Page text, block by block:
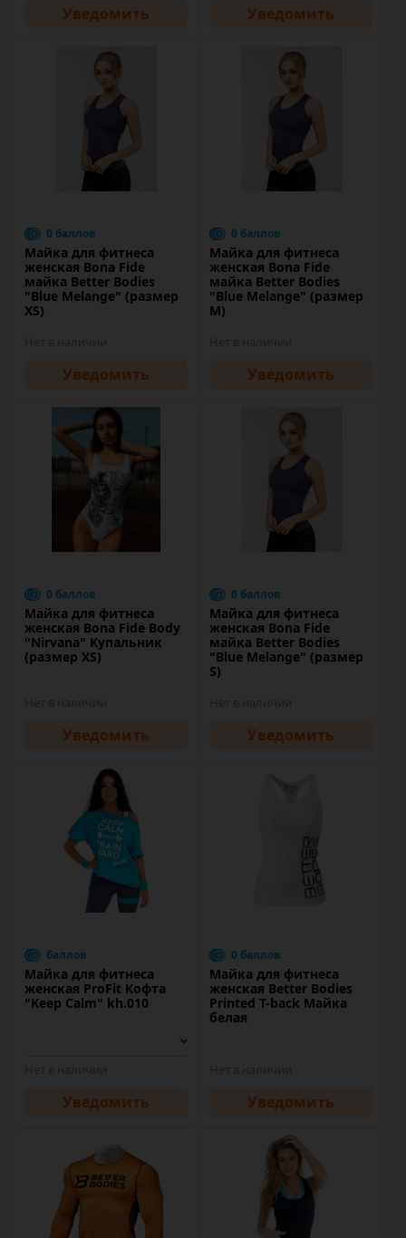
Уведомить Уведомить
0 баллов
Майка для фитнеса
женская Bona Fide
майка Better Bodies
"Blue Melange" (размер
XS)
Уведомить
0 баллов
Майка для фитнеса
женская Bona Fide
майка Better Bodies
"Blue Melange" (размер
M)
Уведомить
0 баллов
Майка для фитнеса
женская Bona Fide Body
"Nirvana" Купальник
(размер XS)
Уведомить
0 баллов
Майка для фитнеса
женская Bona Fide
майка Better Bodies
"Blue Melange" (размер
S)
Уведомить
баллов
Майка для фитнеса
женская ProFit Кофта
"Keep Calm" kh.010
Уведомить
0 баллов
Майка для фитнеса
женская Better Bodies
Printed T-back Майка
белая
Уведомить